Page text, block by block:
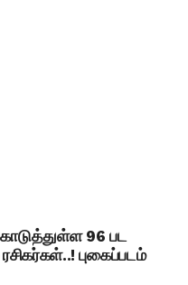
96 பட
புகைப்படம்